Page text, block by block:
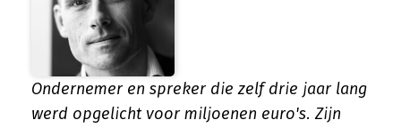
Ondernemer en spreker die zelf drie jaar lang
werd opgelicht voor miljoenen euro's. Zijn